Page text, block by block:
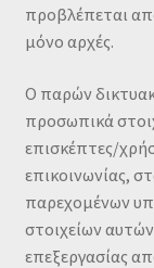
προβλέπεται
μόνο αρχές.
Ο παρών
προσωπικά
επισκέπτες/
επικοινωνίας,
παρεχομένων
στοιχείων αυτών
επεξεργασίας